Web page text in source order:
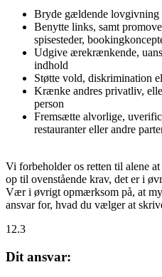
Bryde gældende lovgivning
Benytte links, samt
spisesteder,
Udgive ærekrænkende,
indhold
Støtte vold, diskrimination
Krænke andres privatliv,
person
Fremsætte alvorlige,
restauranter eller andre
Vi forbeholder os retten til alene
op til ovenstående krav, det er i
Vær i øvrigt opmærksom på, at
ansvar for, hvad du vælger at
12.3
Dit ansvar: